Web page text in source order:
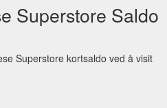
Superstore Saldo
Superstore kortsaldo ved å visit